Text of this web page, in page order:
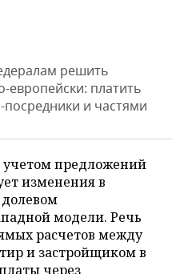
решить
платить
и частями
учетом предложений
изменения в
долевом
модели. Речь
расчетов между
и застройщиком в
через